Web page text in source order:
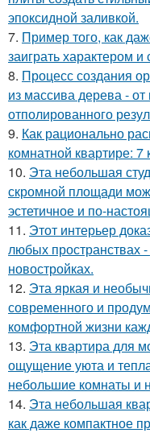
эпоксидной заливкой.
7. Пример того, как
заиграть характером
8. Процесс создания
из массива дерева - от
отполированного
9. Как рационально
комнатной квартире:
10. Эта небольшая
скромной площади
эстетичное и по-
11. Этот интерьер
любых пространствах
новостройках.
12. Эта яркая и
современного и
комфортной жизни
13. Эта квартира для
ощущение уюта и
небольшие комнаты и
14. Эта небольшая
как даже компактное